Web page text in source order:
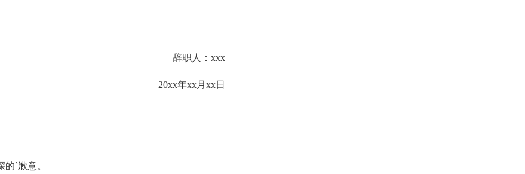
辞职人：xxx
20xx年xx月xx日
`歉意。